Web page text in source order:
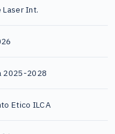
Laser Int.
2025-2028
Etico ILCA